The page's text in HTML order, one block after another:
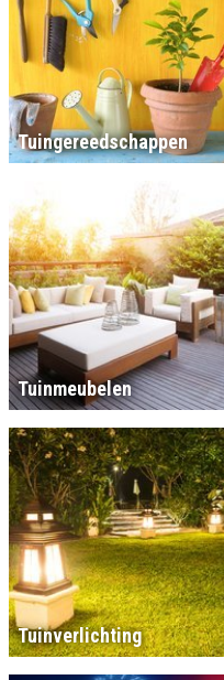
Tuingereedschappen
Tuinmeubelen
Tuinverlichting